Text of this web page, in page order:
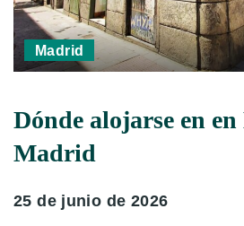
Madrid
Dónde alojarse en
Madrid
25 de junio de 2026